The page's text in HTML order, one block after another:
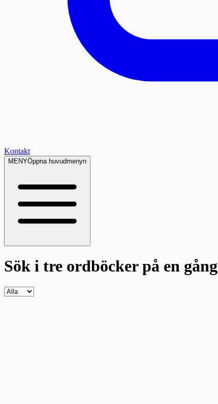
Kontakt
MENYÖppna huvudmenyn
Sök i tre ordböckerpå en gång